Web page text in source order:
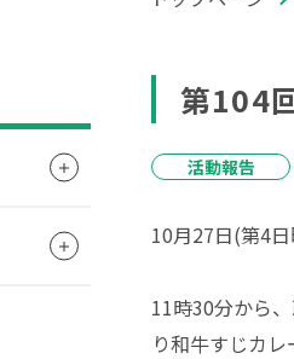
第104
活動報告
10月27日(第4
11時30分から
り和牛すじカ